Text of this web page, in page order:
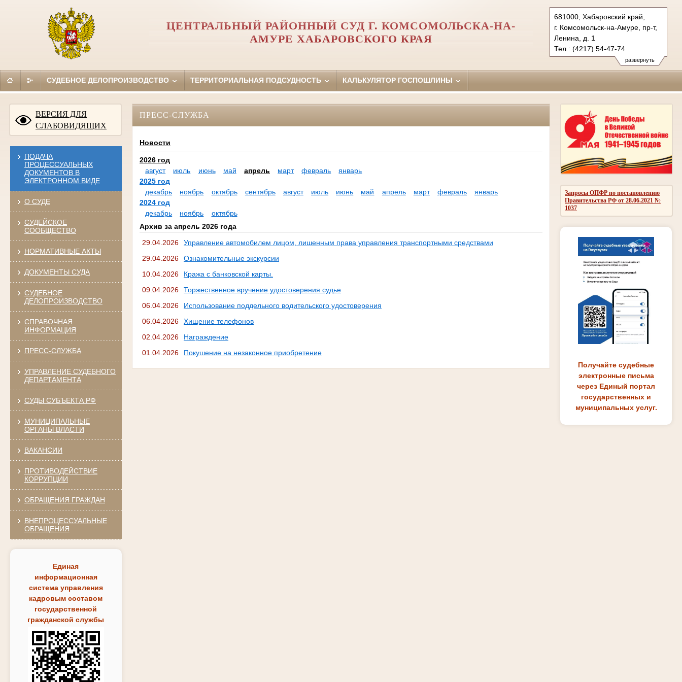
развернуть
681000, Хабаровский край,
г. Комсомольск-на-Амуре, пр-т,
Ленина, д. 1
Тел.: (4217) 54-47-74
centralny.hbr@sudrf.ru
ЦЕНТРАЛЬНЫЙ РАЙОННЫЙ СУД Г. КОМСОМОЛЬСКА-НА-
АМУРЕ ХАБАРОВСКОГО КРАЯ
СУДЕБНОЕ ДЕЛОПРОИЗВОДСТВО ТЕРРИТОРИАЛЬНАЯ ПОДСУДНОСТЬ КАЛЬКУЛЯТОР ГОСПОШЛИНЫ
ВЕРСИЯ ДЛЯ
СЛАБОВИДЯЩИХ
ПОДАЧА
ПРОЦЕССУАЛЬНЫХ
ДОКУМЕНТОВ В
ЭЛЕКТРОННОМ ВИДЕ
О СУДЕ
СУДЕЙСКОЕ
СООБЩЕСТВО
НОРМАТИВНЫЕ АКТЫ
ДОКУМЕНТЫ СУДА
СУДЕБНОЕ
ДЕЛОПРОИЗВОДСТВО
СПРАВОЧНАЯ
ИНФОРМАЦИЯ
ПРЕСС-СЛУЖБА
УПРАВЛЕНИЕ СУДЕБНОГО
ДЕПАРТАМЕНТА
СУДЫ СУБЪЕКТА РФ
МУНИЦИПАЛЬНЫЕ
ОРГАНЫ ВЛАСТИ
ВАКАНСИИ
ПРОТИВОДЕЙСТВИЕ
КОРРУПЦИИ
ОБРАЩЕНИЯ ГРАЖДАН
ВНЕПРОЦЕССУАЛЬНЫЕ
ОБРАЩЕНИЯ
Единая
информационная
система управления
кадровым составом
государственной
гражданской службы
Запросы ОПФР по постановлению
Правительства РФ от 28.06.2021 №
1037
Получайте судебные
электронные письма
через Единый портал
государственных и
муниципальных услуг.
ПРЕСС-СЛУЖБА
Новости
2026 год
август
июль июнь май апрель март февраль
январь
2025 год
декабрь
ноябрь октябрь сентябрь август июль июнь май апрель март февраль
январь
2024 год
декабрь
ноябрь
октябрь
Архив за апрель 2026 года
29.04.2026
Управление автомобилем лицом, лишенным права управления транспортными средствами
29.04.2026
Ознакомительные экскурсии
10.04.2026
Кража с банковской карты.
09.04.2026
Торжественное вручение удостоверения судье
06.04.2026
Использование поддельного водительского удостоверения
06.04.2026
Хищение телефонов
02.04.2026
Награждение
01.04.2026
Покушение на незаконное приобретение